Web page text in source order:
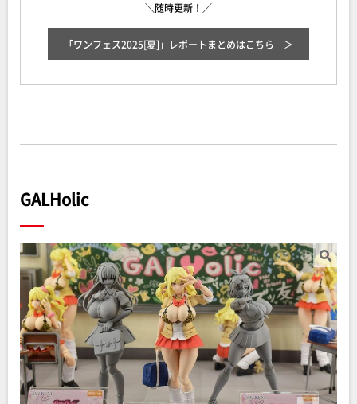
＼随時更新！／
「ワンフェス2025[夏]」レポートまとめはこちら
GALHolic